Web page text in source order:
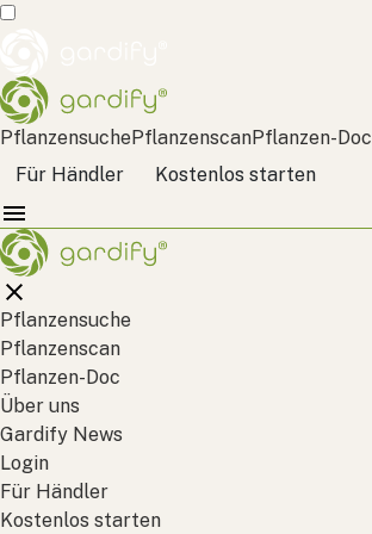
PflanzensuchePflanzenscanPflanzen-Doc
Für Händler
Kostenlos starten
Pflanzensuche
Pflanzenscan
Pflanzen-Doc
Über uns
Gardify News
Login
Für Händler
Kostenlos starten